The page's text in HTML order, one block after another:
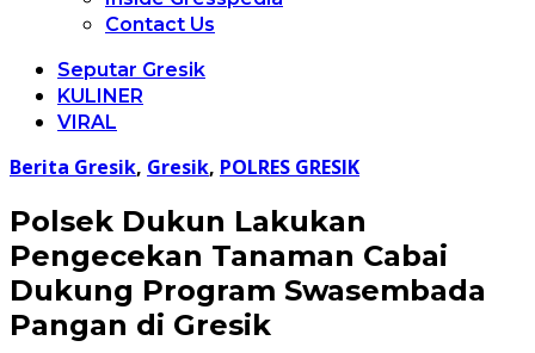
Contact Us
Seputar Gresik
KULINER
VIRAL
Berita Gresik, Gresik, POLRES GRESIK
Polsek Dukun Lakukan
Pengecekan Tanaman Cabai
Dukung Program Swasembada
Pangan di Gresik